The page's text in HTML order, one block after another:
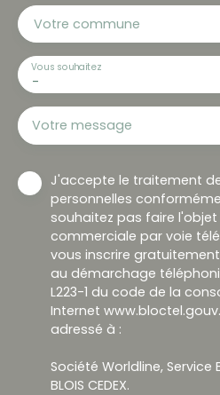
Votre commune
-
Vous souhaitez
Votre message
J'accepte le traitement
personnelles
souhaitez pas faire
commerciale par voie
vous inscrire
au démarchage
L223-1 du code de la
Internet
adressé à :
Société Worldline, Service
BLOIS CEDEX.